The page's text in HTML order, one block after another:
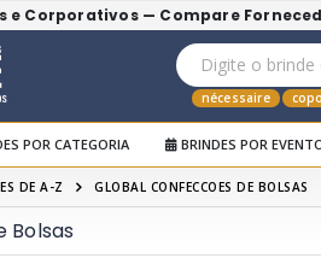
e Corporativos — Compare
nécessaire copo
POR CATEGORIA BRINDES POR
DE A-Z GLOBAL CONFECCOES DE BOLSAS
Bolsas